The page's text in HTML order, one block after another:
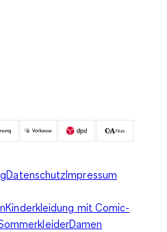
DatenschutzImpressum
Kinderkleidung mit Comic-
Damen